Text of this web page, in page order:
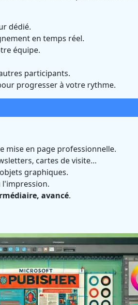
dédié.
en temps réel.
équipe.
participants.
progresser à votre rythme.
mise en page professionnelle.
cartes de visite…
graphiques.
l'impression.
avancé.